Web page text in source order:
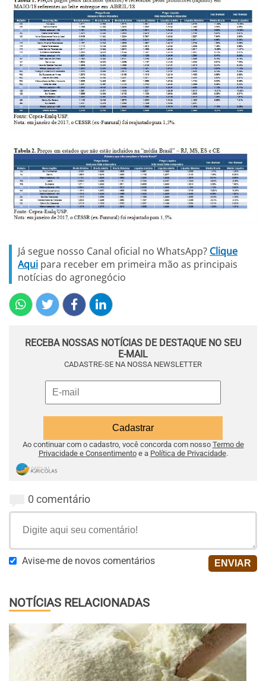
Já segue nosso Canal oficial no WhatsApp? Clique
Aqui para receber em primeira mão as principais
notícias do agronegócio
RECEBA NOSSAS NOTÍCIAS DE DESTAQUE NO SEU
E-MAIL
CADASTRE-SE NA NOSSA NEWSLETTER
Ao continuar com o cadastro, você concorda com nosso Termo de
Privacidade e Consentimentoe a Política de Privacidade.
0 comentário
Avise-me de novos comentários
NOTÍCIAS RELACIONADAS